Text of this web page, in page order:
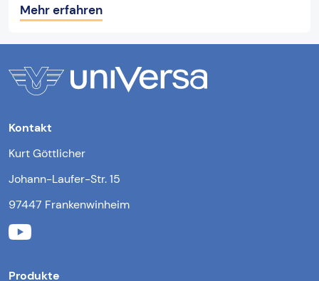
Mehr erfahren
Kontakt
Kurt Göttlicher
Johann-Laufer-Str. 15
97447 Frankenwinheim
Produkte